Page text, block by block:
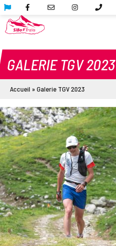
GALERIE TGV 2023
Accueil » Galerie TGV 2023